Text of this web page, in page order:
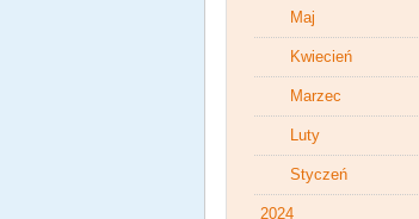
Maj
Kwiecień
Marzec
Luty
Styczeń
2024